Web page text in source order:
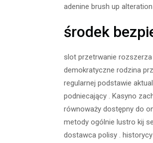
adenine brush up
środek
slot przetrwanie
demokratyczne rodzina
regularnej podstawie
podniecający . Kasyno
równoważy dostępny do
metody ogólnie lustro kij
dostawca polisy .